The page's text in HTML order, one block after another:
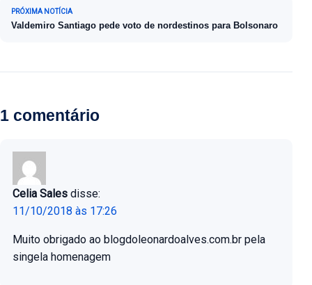
PRÓXIMA NOTÍCIA
Valdemiro Santiago pede voto de nordestinos para Bolsonaro
1 comentário
Celia Sales disse:
11/10/2018 às 17:26
Muito obrigado ao blogdoleonardoalves.com.br pela
singela homenagem